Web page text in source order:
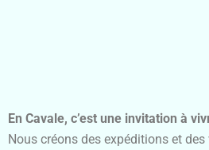
En Cavale, c’est une invitation à
Nous créons des expéditions et